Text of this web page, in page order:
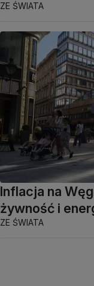
ZE ŚWIATA
Inflacja na
żywność i
ZE ŚWIATA